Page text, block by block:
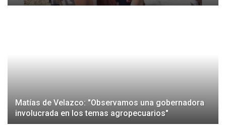
Matías de Velazco: "Observamos una gobernadora
involucrada en los temas agropecuarios"